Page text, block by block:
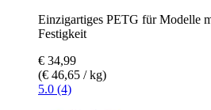
Einzigartiges PETG für Modelle
Festigkeit
€ 34,99
(€ 46,65 / kg)
5.0 (4)